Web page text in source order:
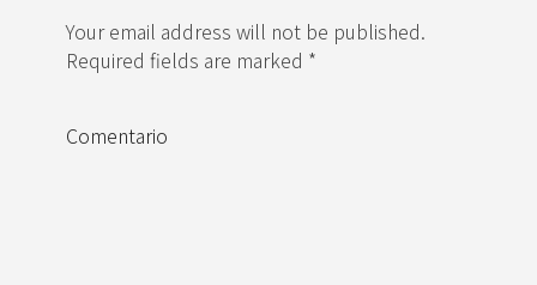
Your email address will not be published.
Required fields are marked *
Comentario